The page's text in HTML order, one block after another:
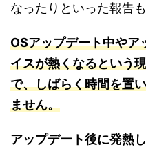
なったりといった報告も
OSアップデート中やア
イスが熱くなるという
で、しばらく時間を置
ません。
アップデート後に発熱